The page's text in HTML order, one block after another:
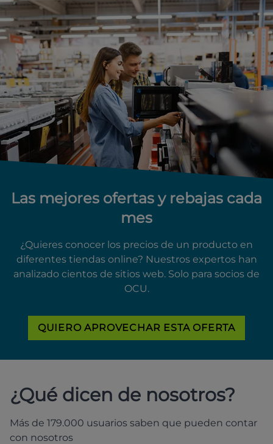
Las mejores ofertas y rebajas cada
mes
¿Quieres conocer los precios de un producto en
diferentes tiendas online? Nuestros expertos han
analizado cientos de sitios web. Solo para socios de
OCU.
QUIERO APROVECHAR ESTA OFERTA
¿Qué dicen de nosotros?
Más de 179.000 usuarios saben que pueden contar
con nosotros